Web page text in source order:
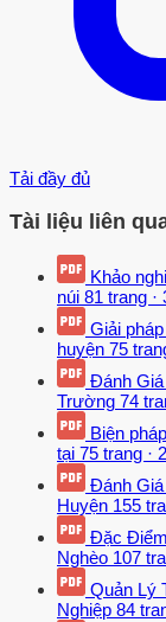
Tải đầy đủ
Tài liệu liên
Khảo
núi 81 trang ·
Giải
huyện 75
Đánh Giá
Trường 74
Biện
tại 75 trang ·
Đánh
Huyện 155
Đặc
Nghèo 107
Quản Lý
Nghiệp 84